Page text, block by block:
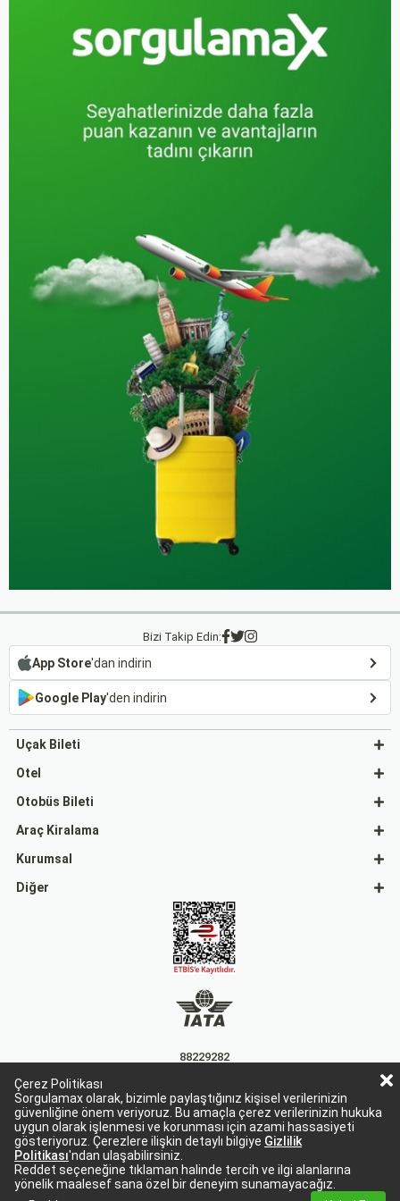
Çerez Politikası
Sorgulamax olarak, bizimle paylaştığınız kişisel verilerinizin
güvenliğine önem veriyoruz. Bu amaçla çerez verilerinizin hukuka
uygun olarak işlenmesi ve korunması için azami hassasiyeti
gösteriyoruz. Çerezlere ilişkin detaylı bilgiye Gizlilik
Politikası'ndan ulaşabilirsiniz.
Reddet seçeneğine tıklaman halinde tercih ve ilgi alanlarına
yönelik maalesef sana özel bir deneyim sunamayacağız.
Bizi Takip Edin:
App Store'dan indirin
Google Play'den indirin
Uçak Bileti
Otel
Otobüs Bileti
Araç Kiralama
Kurumsal
Diğer
88229282
15863
Sorgulamax Turizim, TURSAB Belge No: 15863